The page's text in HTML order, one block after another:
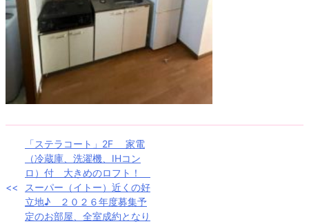
ナ
「ステラコート」2F 家電
（冷蔵庫、洗濯機、IHコン
ロ）付 大きめのロフト！
スーパー（イトー）近くの好
立地♪ ２０２６年度募集予
定のお部屋、全室成約となり